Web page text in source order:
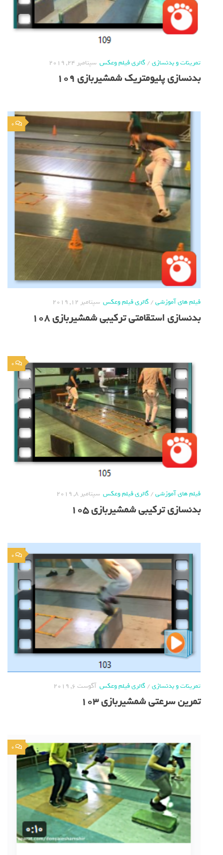
تمرینات و بدنسازی/گالری فیلم وعکس سپتامبر 24, 2019
بدنسازی پلیومتریک شمشیربازی 109
0
فیلم های آموزشی/گالری فیلم وعکس سپتامبر 12, 2019
بدنسازی استقامتی ترکیبی شمشیربازی 108
0
فیلم های آموزشی/گالری فیلم وعکس سپتامبر 8, 2019
بدنسازی ترکیبی شمشیربازی 105
0
تمرینات و بدنسازی/گالری فیلم وعکس آگوست 6, 2019
تمرین سرعتی شمشیربازی 103
0